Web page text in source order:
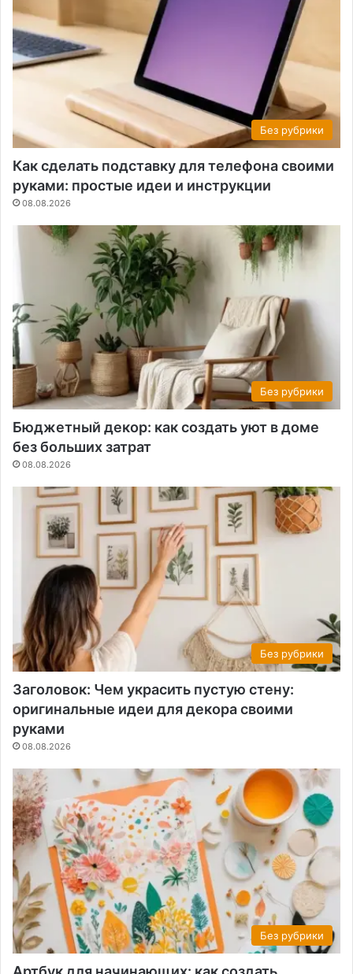
Без рубрики
Как сделать подставку для телефона своими
руками: простые идеи и инструкции
08.08.2026
Без рубрики
Бюджетный декор: как создать уют в доме
без больших затрат
08.08.2026
Без рубрики
Заголовок: Чем украсить пустую стену:
оригинальные идеи для декора своими
руками
08.08.2026
Без рубрики